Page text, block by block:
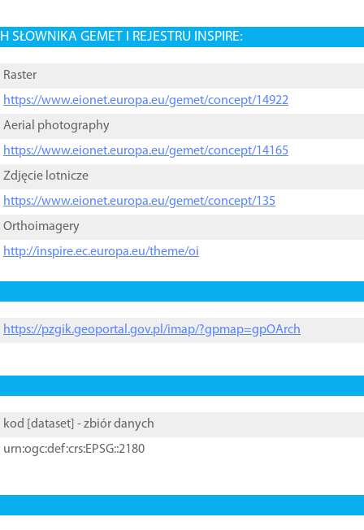
SŁOWNIKA GEMET I REJESTRU INSPIRE:
Raster
https://www.eionet.europa.eu/gemet/concept/14922
Aerial photography
https://www.eionet.europa.eu/gemet/concept/14165
Zdjęcie lotnicze
https://www.eionet.europa.eu/gemet/concept/135
Orthoimagery
http://inspire.ec.europa.eu/theme/oi
https://pzgik.geoportal.gov.pl/imap/?gpmap=gpOArch
kod [ dataset ] - zbiór danych
urn:ogc:def:crs:EPSG::2180